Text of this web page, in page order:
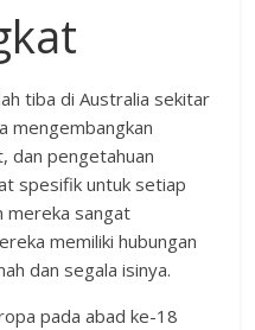
tiba di Australia sekitar
mengembangkan
dan pengetahuan
spesifik untuk setiap
mereka sangat
memiliki hubungan
dan segala isinya.
pada abad ke-18